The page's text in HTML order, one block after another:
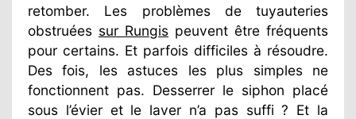
retomber. Les problèmes de tuyauteries
obstruées sur Rungis peuvent être fréquents
pour certains. Et parfois difficiles à résoudre.
Des fois, les astuces les plus simples ne
fonctionnent pas. Desserrer le siphon placé
sous l’évier et le laver n’a pas suffi ? Et la